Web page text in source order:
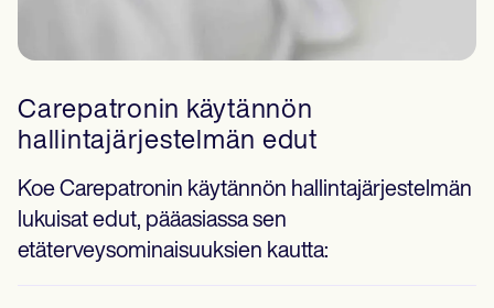
Carepatronin käytännön
hallintajärjestelmän edut
Koe Carepatronin käytännön hallintajärjestelmän
lukuisat edut, pääasiassa sen
etäterveysominaisuuksien kautta: